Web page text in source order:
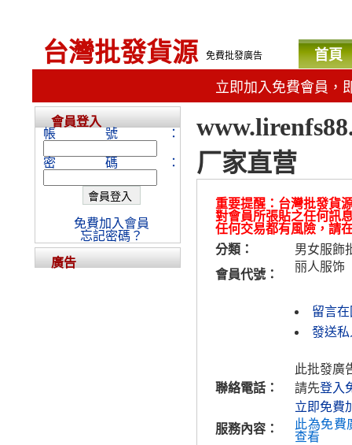
台灣批發貨源 免費批發廣告 首頁
立即加入免費會員，
厂家直营
重要提醒：台灣批發貨
對會員所張貼之任何訊
任何交易都有風險，請
分類：
男女服飾
會員代號：
丽人服饰
留言
發送
聯絡電話：
此批發廣
請先登入
立即免費
服務內容：
此為免費
查看
會員登入
帳號：
密碼：
免費加入會員
忘記密碼？
廣告